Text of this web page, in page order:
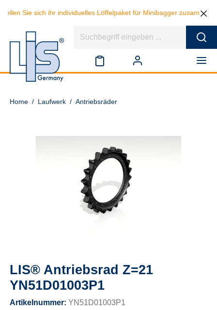
Sie sich ihr individuelles Löffelpaket für Minibagger zusammen
Home / Laufwerk / Antriebsräder
LIS® Antriebsrad Z=21
YN51D01003P1
Artikelnummer: YN51D01003P1